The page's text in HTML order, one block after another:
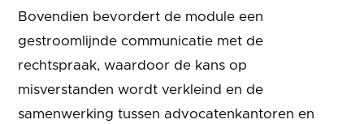
Bovendien bevordert de module een
gestroomlijnde communicatie met de
rechtspraak, waardoor de kans op
misverstanden wordt verkleind en de
samenwerking tussen advocatenkantoren en